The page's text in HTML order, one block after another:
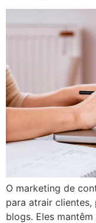
O marketing de
para atrair
blogs. Eles